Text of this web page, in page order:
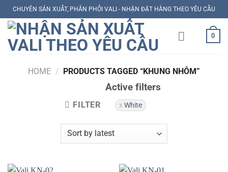
Skip
to
content
CHUYÊN SẢN XUẤT, PHÂN PHỐI VALI - NHẬN ĐẶT HÀNG THEO YÊU CẦU
0
HOME / PRODUCTS TAGGED “KHUNG NHÔM”
FILTER
Active filters
White